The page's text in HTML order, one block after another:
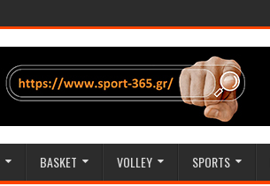
BASKET VOLLEY SPORTS